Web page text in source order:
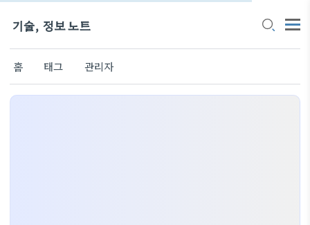
기술, 정보 노트
홈 태그 관리자